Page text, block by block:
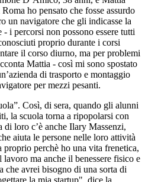
ho pensato che fosse assurdo
un navigatore che gli indicasse la
i percorsi non possono essere tutti
proprio durante i corsi
il corso diurno, ma per problemi
Mattia - così mi sono spostato
di trasporto e montaggio
per mezzi pesanti.
Così, di sera, quando gli alunni
la scuola torna a ripopolarsi con
di loro c’è anche Ilary Massenzi,
aiuta le persone nelle loro attività
proprio perchè ho una vita frenetica,
ma anche il benessere fisico e
che avrei bisogno di una sorta di
la mia startup", dice la